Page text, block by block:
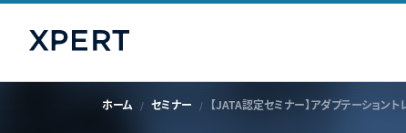
ホーム セミナー 【JATA認定セミナー】アダプテーション